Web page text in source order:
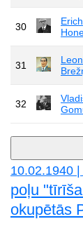
30
Erich
31
32
10.02.1940 |
poļu
okupētās